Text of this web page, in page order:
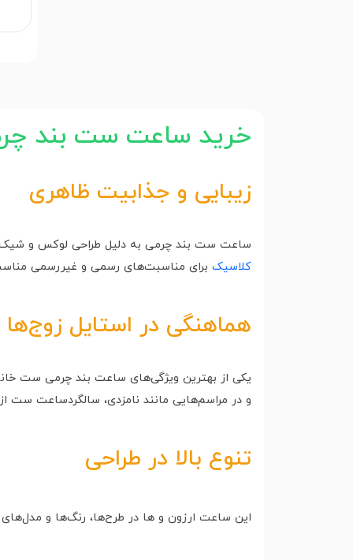
خرید ساعت ست بند
زیبایی و جذابیت ظاهری
ساعت‌ ست بند چرمی به دلیل طراحی لوکس و
کلاسیکبرای مناسبت‌های رسمی و غیررسمی
هماهنگی در استایل زوج‌ها
یکی از بهترین ویژگی‌های ساعت‌ بند چرمی ست
و در مراسم‌هایی مانند نامزدی، سالگردساعت ست
تنوع بالا در طراحی
این ساعت‌ ارزون و ها در طرح‌ها، رنگ‌ها و